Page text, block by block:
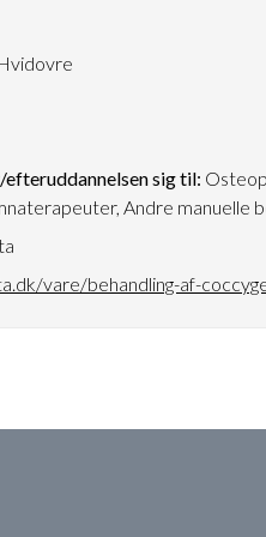
sig til:
Andre manuelle
vare/behandling-af-